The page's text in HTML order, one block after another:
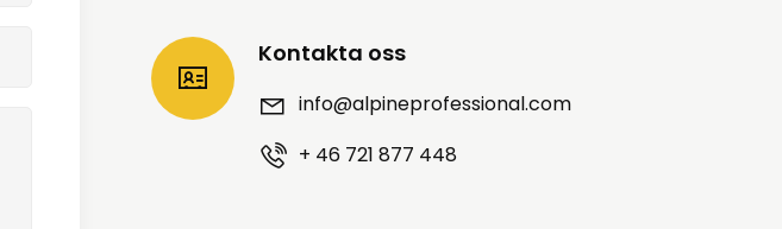
Kontakta oss
info@alpineprofessional.com
+ 46 721 877 448